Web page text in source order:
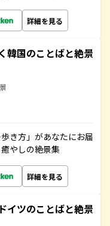
詳細を見る
韓国のことばと絶景
き方」があなたにお届
やしの絶景集
詳細を見る
イツのことばと絶景